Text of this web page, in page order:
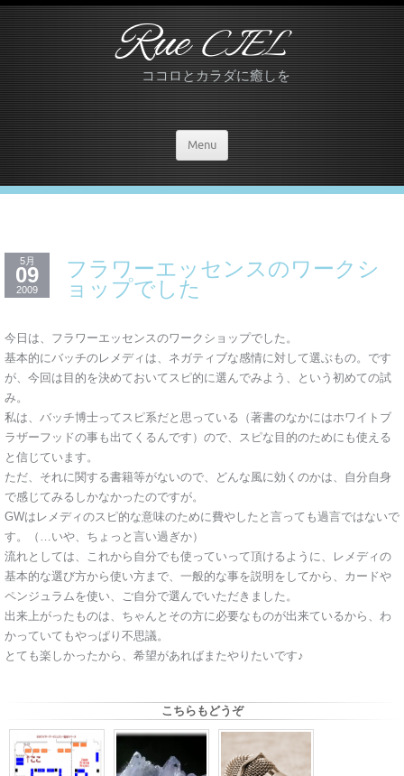
RueCIEL
ココロとカラダに癒しを
Menu
5月
09
2009
フラワーエッセンスのワークシ
ョップでした
今日は、フラワーエッセンスのワークショップでした。
基本的にバッチのレメディは、ネガティブな感情に対して選ぶもの。です
が、今回は目的を決めておいてスピ的に選んでみよう、という初めての試
み。
私は、バッチ博士ってスピ系だと思っている（著書のなかにはホワイトブ
ラザーフッドの事も出てくるんです）ので、スピな目的のためにも使える
と信じています。
ただ、それに関する書籍等がないので、どんな風に効くのかは、自分自身
で感じてみるしかなかったのですが。
GWはレメディのスピ的な意味のために費やしたと言っても過言ではないで
す。（…いや、ちょっと言い過ぎか）
流れとしては、これから自分でも使っていって頂けるように、レメディの
基本的な選び方から使い方まで、一般的な事を説明をしてから、カードや
ペンジュラムを使い、ご自分で選んでいただきました。
出来上がったものは、ちゃんとその方に必要なものが出来ているから、わ
かっていてもやっぱり不思議。
とても楽しかったから、希望があればまたやりたいです♪
こちらもどうぞ